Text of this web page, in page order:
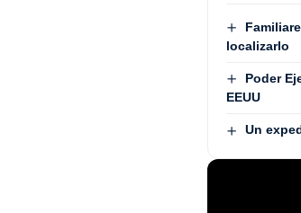
localizarlo
Poder
EEUU
Un